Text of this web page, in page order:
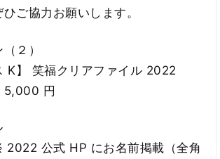
ご協力お願いします。
２）
K】 笑福クリアファイル 2022
5,000 円
2022 公式 HP にお名前掲載（全角